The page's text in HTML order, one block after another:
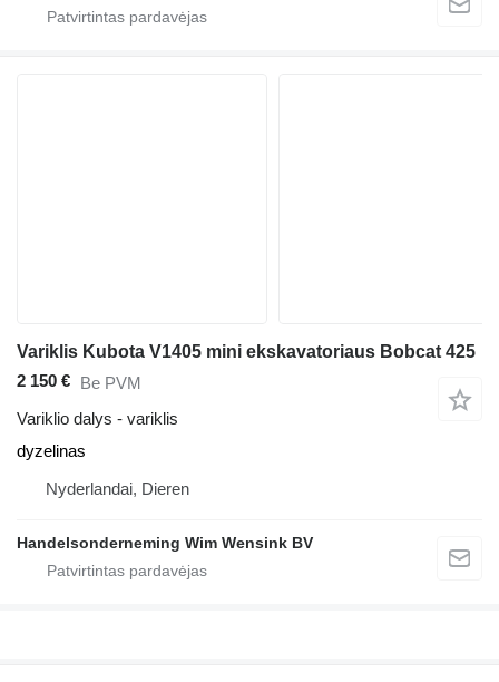
Variklis Kubota V1405 mini ekskavatoriaus Bobcat 425
2 150 € Be PVM
Variklio dalys - variklis
dyzelinas
Nyderlandai, Dieren
Handelsonderneming Wim Wensink BV